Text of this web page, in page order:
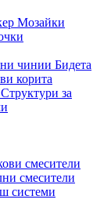
Мозайки
чинии Бидета
корита
Структури за
смесители
смесители
системи